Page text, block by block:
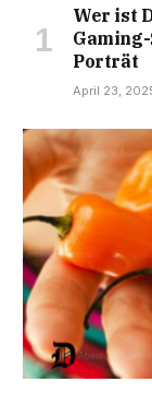
Wer ist
Porträt
April 23,